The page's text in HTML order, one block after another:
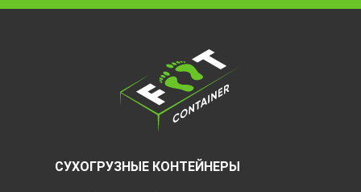
СУХОГРУЗНЫЕ КОНТЕЙНЕРЫ